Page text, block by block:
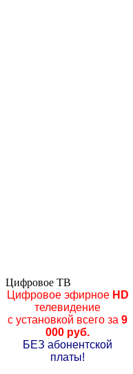
Цифровое ТВ
Цифровое эфирноеHD
телевидение
с установкой всего за 9
000 руб.
БЕЗ абонентской
платы!